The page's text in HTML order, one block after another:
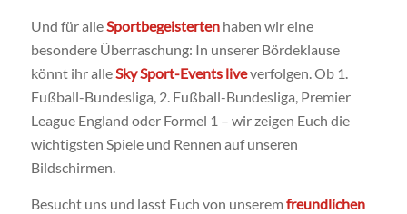
Und für alleSportbegeistertenhaben wir eine
besondere Überraschung: In unserer Bördeklause
könnt ihr alleSky Sport-Events liveverfolgen. Ob 1.
Fußball-Bundesliga, 2. Fußball-Bundesliga, Premier
League England oder Formel 1 – wir zeigen Euch die
wichtigsten Spiele und Rennen auf unseren
Bildschirmen.
Besucht uns und lasst Euch von unseremfreundlichen